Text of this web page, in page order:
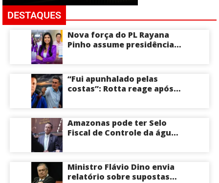
DESTAQUES
Nova força do PL Rayana
Pinho assume presidência
como nome competitivo
para a ALEAM
“Fui apunhalado pelas
costas”: Rotta reage após
o Senado pelo Amazonas;
veja
Amazonas pode ter Selo
Fiscal de Controle da água
Ministro Flávio Dino envia
relatório sobre supostas